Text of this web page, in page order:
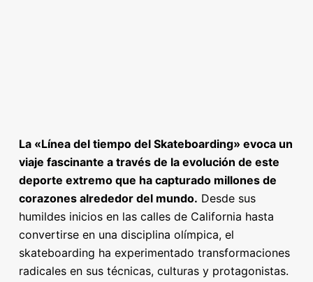
La «Línea del tiempo del Skateboarding» evoca un
viaje fascinante a través de la evolución de este
deporte extremo que ha capturado millones de
corazones alrededor del mundo. Desde sus
humildes inicios en las calles de California hasta
convertirse en una disciplina olímpica, el
skateboarding ha experimentado transformaciones
radicales en sus técnicas, culturas y protagonistas.